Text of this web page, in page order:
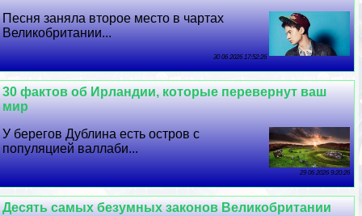
Песня заняла второе место в чартах
Великобритании...
30 06 2026 17:52:26
30 фактов об Ирландии, которые перевернут ваш
мир
У берегов Дублина есть остров с
популяцией валлаби...
29 06 2026 9:20:26
Десять самых безумных законов Великобритании